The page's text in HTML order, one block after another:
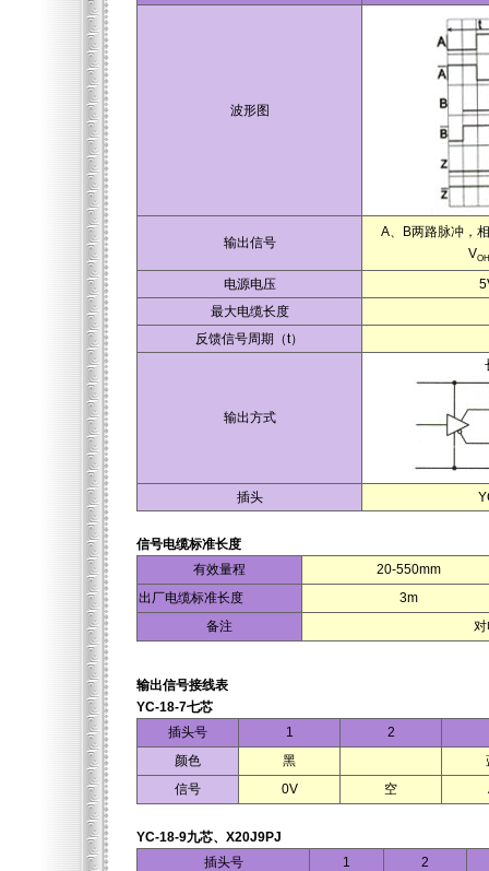
波形图
输出信号
A、B两路脉冲，
VOH
电源电压
最大电缆长度
反馈信号周期（t）
输出方式
插头
信号电缆标准长度
有效量程
20-550mm
出厂电缆标准长度
3m
备注
输出信号接线表
YC-18-7七芯
插头号
1 2
颜色
黑
信号
0V 空
YC-18-9九芯、X20J9PJ
插头号
1
2